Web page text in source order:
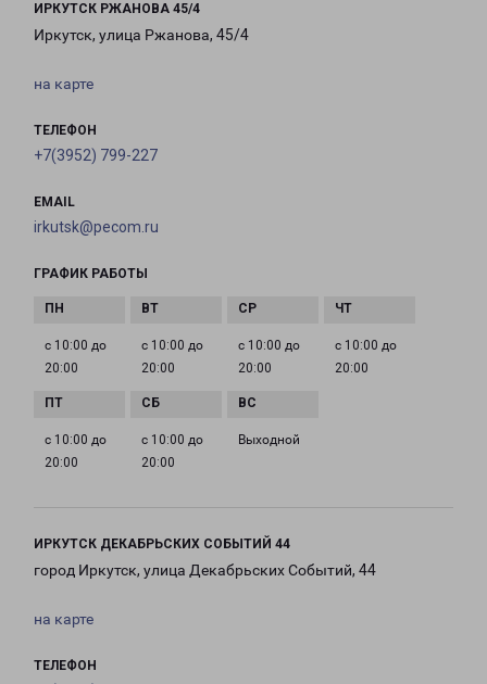
ИРКУТСК РЖАНОВА 45/4
Иркутск, улица Ржанова, 45/4
на карте
ТЕЛЕФОН
+7(3952) 799-227
EMAIL
irkutsk@pecom.ru
ГРАФИК РАБОТЫ
с 10:00 до
20:00
с 10:00 до
20:00
с 10:00 до
20:00
с 10:00 до
20:00
с 10:00 до
20:00
с 10:00 до
20:00
Выходной
ИРКУТСК ДЕКАБРЬСКИХ СОБЫТИЙ 44
город Иркутск, улица Декабрьских Событий, 44
на карте
ТЕЛЕФОН